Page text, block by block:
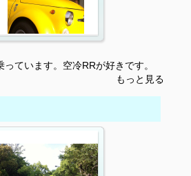
ています。空冷RRが好きです。
もっと見る